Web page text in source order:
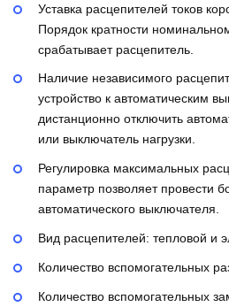
Уставка расцепителей токов
Порядок кратности
срабатывает расцепитель.
Наличие независимого
устройство к автоматическим
дистанционно отключить
или выключатель нагрузки.
Регулировка максимальных
параметр позволяет провести
автоматического выключателя.
Вид расцепителей: тепловой и
Количество вспомогательных
Количество вспомогательных